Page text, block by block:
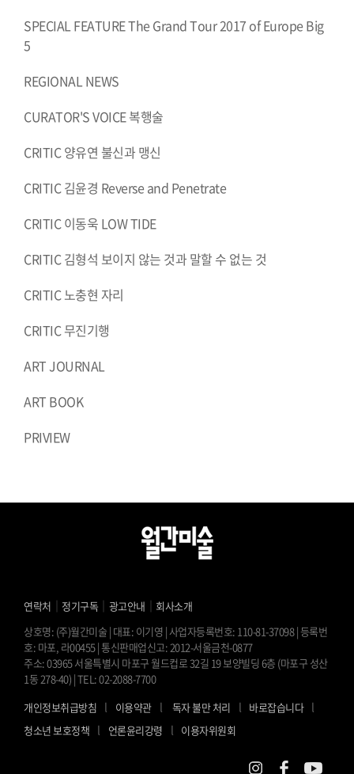
SPECIAL FEATURE The Grand Tour 2017 of Europe Big
5
REGIONAL NEWS
CURATOR'S VOICE 복행술
CRITIC 양유연 불신과 맹신
CRITIC 김윤경 Reverse and Penetrate
CRITIC 이동욱 LOW TIDE
CRITIC 김형석 보이지 않는 것과 말할 수 없는 것
CRITIC 노충현 자리
CRITIC 무진기행
ART JOURNAL
ART BOOK
PRIVIEW
연락처 ｜ 정기구독 ｜ 광고안내 ｜ 회사소개
상호명: (주)월간미술 | 대표: 이기영 | 사업자등록번호: 110-81-37098 | 등록번
호: 마포, 라00455 | 통신판매업신고: 2012-서울금천-0877
주소: 03965 서울특별시 마포구 월드컵로 32길 19 보양빌딩 6층 (마포구 성산
1동 278-40) | TEL: 02-2088-7700
개인정보취급방침 l 이용약관 l 독자 불만 처리 l 바로잡습니다 l
청소년 보호정책 l 언론윤리강령 l 이용자위원회